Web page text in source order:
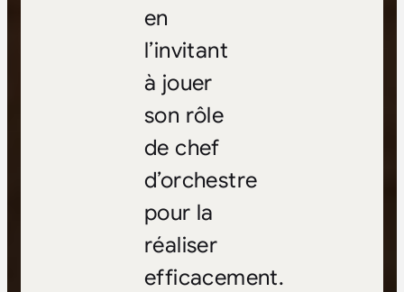
en
l’invitant
à jouer
son rôle
de chef
d’orchestre
pour la
réaliser
efficacement.